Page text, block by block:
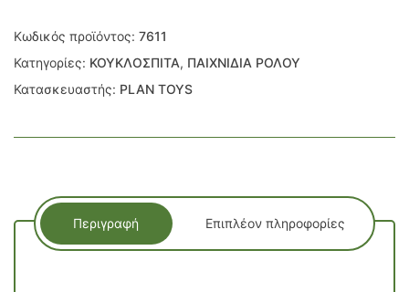
Κωδικός προϊόντος: 7611
Κατηγορίες: ΚΟΥΚΛΟΣΠΙΤΑ, ΠΑΙΧΝΙΔΙΑ ΡΟΛΟΥ
Κατασκευαστής: PLAN TOYS
Περιγραφή Επιπλέον πληροφορίες